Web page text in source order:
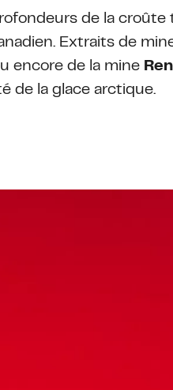
de la croûte
Extraits de
encore de la mine
de la glace arctique.